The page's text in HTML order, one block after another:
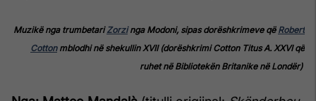
Muzikë nga trumbetariZorzinga Modoni, sipas dorëshkrimeve që Robert
Cottonmblodhi në shekullin XVII (dorëshkrimi Cotton Titus A. XXVI që
ruhet në Bibliotekën Britanike në Londër)